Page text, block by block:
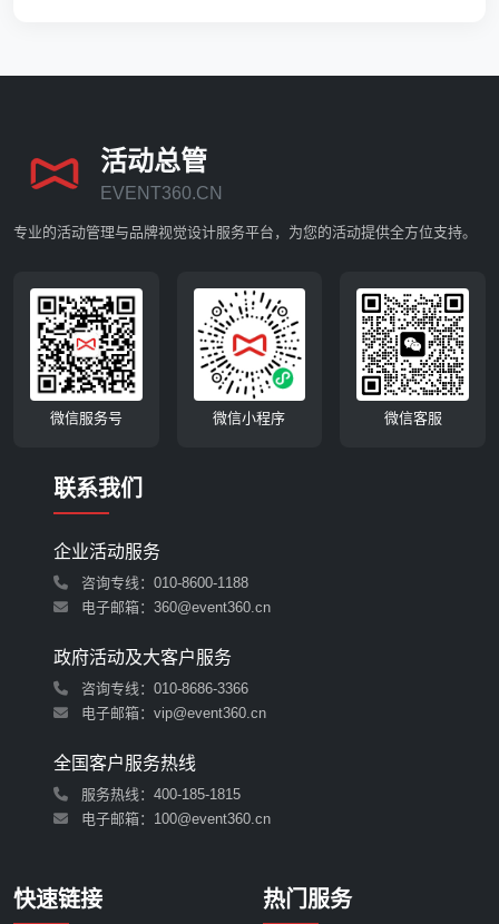
活动总管
EVENT360.CN
专业的活动管理与品牌视觉设计服务平台，为您的活动提供全方位支持。
微信服务号 微信小程序 微信客服
联系我们
企业活动服务
咨询专线：010-8600-1188
电子邮箱：360@event360.cn
政府活动及大客户服务
咨询专线：010-8686-3366
电子邮箱：vip@event360.cn
全国客户服务热线
服务热线： 400-185-1815
电子邮箱：100@event360.cn
快速链接 热门服务